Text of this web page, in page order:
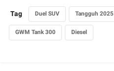
Tag Duel SUV Tangguh 2025
GWM Tank 300 Diesel